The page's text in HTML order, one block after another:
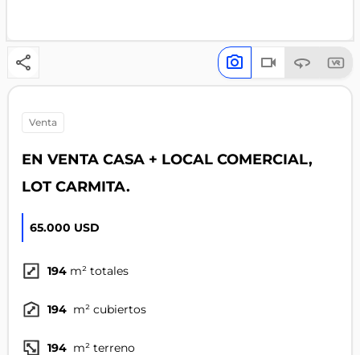
venta
EN VENTA CASA + LOCAL COMERCIAL,
LOT CARMITA.
65.000 USD
194 m² totales
194 m² cubiertos
194 m² terreno